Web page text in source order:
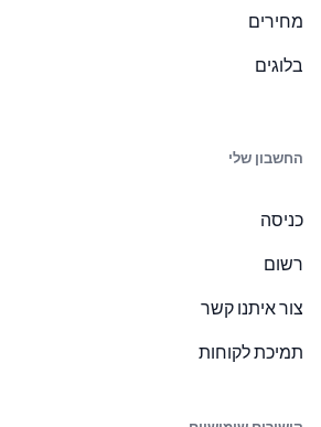
מחירים
בלוגים
החשבון שלי
כניסה
רשום
צור איתנו קשר
תמיכת לקוחות